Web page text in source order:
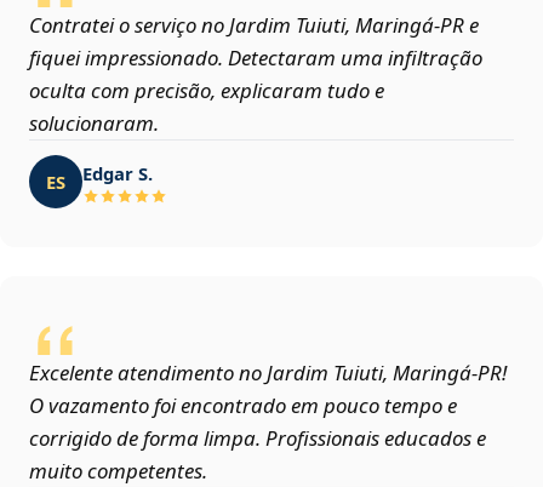
Contratei o serviço no Jardim Tuiuti, Maringá‑PR e
fiquei impressionado. Detectaram uma infiltração
oculta com precisão, explicaram tudo e
solucionaram.
ES Edgar S.
Excelente atendimento no Jardim Tuiuti, Maringá‑PR!
O vazamento foi encontrado em pouco tempo e
corrigido de forma limpa. Profissionais educados e
muito competentes.